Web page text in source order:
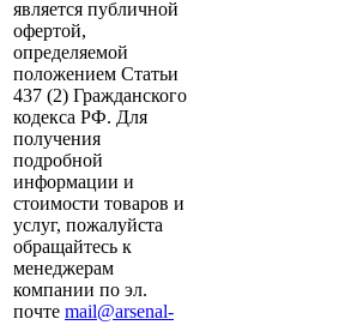
является публичной
офертой,
определяемой
положением Статьи
437 (2) Гражданского
кодекса РФ. Для
получения
подробной
информации и
стоимости товаров и
услуг, пожалуйста
обращайтесь к
менеджерам
компании по эл.
почте mail@arsenal-